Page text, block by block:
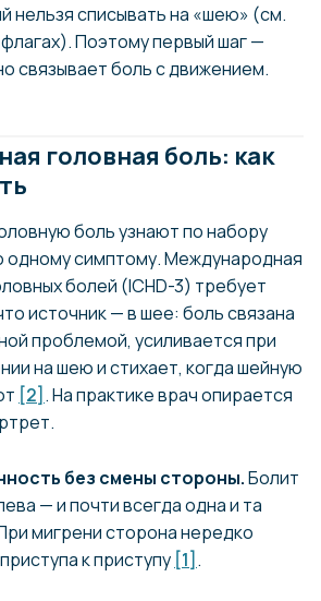
нельзя списывать на «шею» (см.
Поэтому первый шаг —
связывает боль с движением.
головная боль: как
боль узнают по набору
одному симптому. Международная
болей (ICHD-3) требует
источник — в шее: боль связана
проблемой, усиливается при
на шею и стихает, когда шейную
[2] . На практике врач опирается
без смены стороны.Болит
— и почти всегда одна и та
мигрени сторона нередко
к приступу [1] .